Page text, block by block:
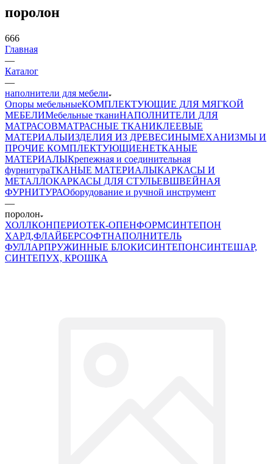
поролон
666
Главная
—
Каталог
—
наполнители для мебели
Опоры мебельныеКОМПЛЕКТУЮЩИЕ ДЛЯ МЯГКОЙ
МЕБЕЛИМебельные тканиНАПОЛНИТЕЛИ ДЛЯ
МАТРАСОВМАТРАСНЫЕ ТКАНИКЛЕЕВЫЕ
МАТЕРИАЛЫИЗДЕЛИЯ ИЗ ДРЕВЕСИНЫМЕХАНИЗМЫ И
ПРОЧИЕ КОМПЛЕКТУЮЩИЕНЕТКАНЫЕ
МАТЕРИАЛЫКрепежная и соединительная
фурнитураТКАНЫЕ МАТЕРИАЛЫКАРКАСЫ И
МЕТАЛЛОКАРКАСЫ ДЛЯ СТУЛЬЕВШВЕЙНАЯ
ФУРНИТУРАОборудование и ручной инструмент
—
поролон
ХОЛЛКОНПЕРИОТЕК-ОПЕНФОРМСИНТЕПОН
ХАРД,ФЛАЙБЕРСОФТНАПОЛНИТЕЛЬ
ФУЛЛАРПРУЖИННЫЕ БЛОКИСИНТЕПОНСИНТЕШАР,
СИНТЕПУХ, КРОШКА